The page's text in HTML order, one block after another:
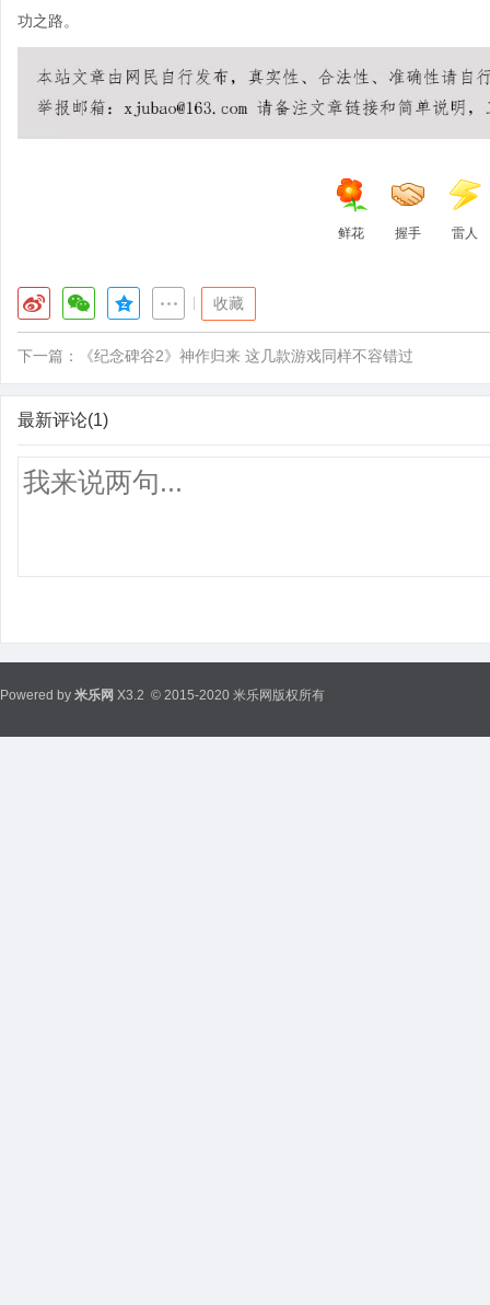
功之路。
鲜花 握手 雷人
收藏
下一篇： 《纪念碑谷2》神作归来 这几款游戏同样不容错过
最新评论(1)
Powered by 米乐网 X3.2 © 2015-2020 米乐网版权所有